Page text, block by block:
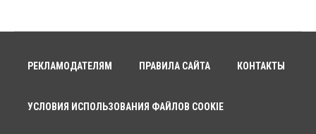
РЕКЛАМОДАТЕЛЯМ ПРАВИЛА САЙТА КОНТАКТЫ
УСЛОВИЯ ИСПОЛЬЗОВАНИЯ ФАЙЛОВ COOKIE